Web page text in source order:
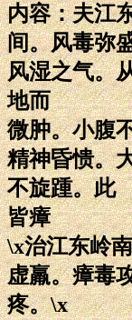
内容：夫江
间。风毒弥
风湿之气。
地而
微肿。小腹
精神昏愦。
不旋踵。此
皆瘴
\x治江东岭
虚羸。瘴毒
疼。\x